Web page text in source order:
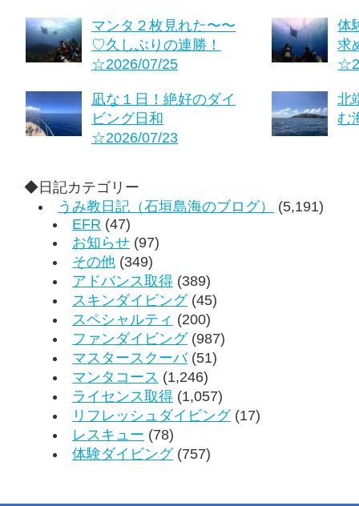
マンタ２枚見れた〜〜
♡久しぶりの連勝！
☆2026/07/25
体
求
凪な１日！絶好のダイ
ビング日和
☆2026/07/23
北
む
◆日記カテゴリー
うみ教日記（石垣島海のブログ）
(5,191)
EFR (47)
お知らせ (97)
その他 (349)
アドバンス取得 (389)
スキンダイビング(45)
スペシャルティ (200)
ファンダイビング(987)
マスタースクーバ(51)
マンタコース (1,246)
ライセンス取得 (1,057)
リフレッシュダイビング(17)
レスキュー (78)
体験ダイビング(757)